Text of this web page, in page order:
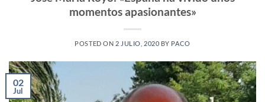
momentos apasionantes»
POSTED ON 2 JULIO, 2020 BY PACO
02
Jul